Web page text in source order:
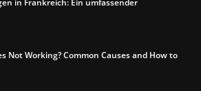
Not Working? Common Causes and How to